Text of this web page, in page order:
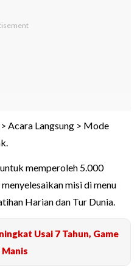
Acara Langsung > Mode
memperoleh 5.000
misi di menu
Harian dan Tur Dunia.
Usai 7 Tahun, Game
Manis